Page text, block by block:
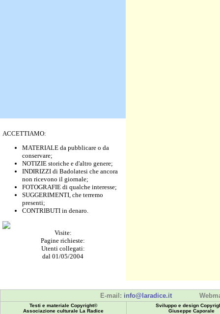
ACCETTIAMO:
MATERIALE da pubblicare o da
conservare;
NOTIZIE storiche e d'altro genere;
INDIRIZZI di Badolatesi che ancora
non ricevono il giornale;
FOTOGRAFIE di qualche interesse;
SUGGERIMENTI, che terremo
presenti;
CONTRIBUTI in denaro.
Visite:
Pagine richieste:
Utenti collegati:
dal 01/05/2004
E-mail: info@laradice.it
Testi e materiale Copyright©
Associazione culturale La Radice
Sviluppo e design
Giuseppe Caporale